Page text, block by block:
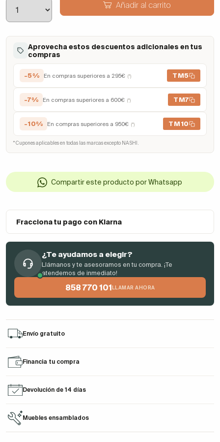
Añadir al carrito
Aprovecha estos descuentos adicionales en tus
compras
-5% En compras superiores a 295€ (*) TM5
-7% En compras superiores a 600€ (*) TM7
-10% En compras superiores a 950€ (*) TM10
* Cupones aplicables en todas las marcas excepto NASHI.
Compartir este producto por Whatsapp
Fracciona tu pago con Klarna
¿Te ayudamos a elegir?
Llámanos y te asesoramos en tu compra. ¡Te
atendemos de inmediato!
858 770 101 LLAMAR AHORA
Envío gratuito
Financia tu compra
Devolución de 14 días
Muebles ensamblados